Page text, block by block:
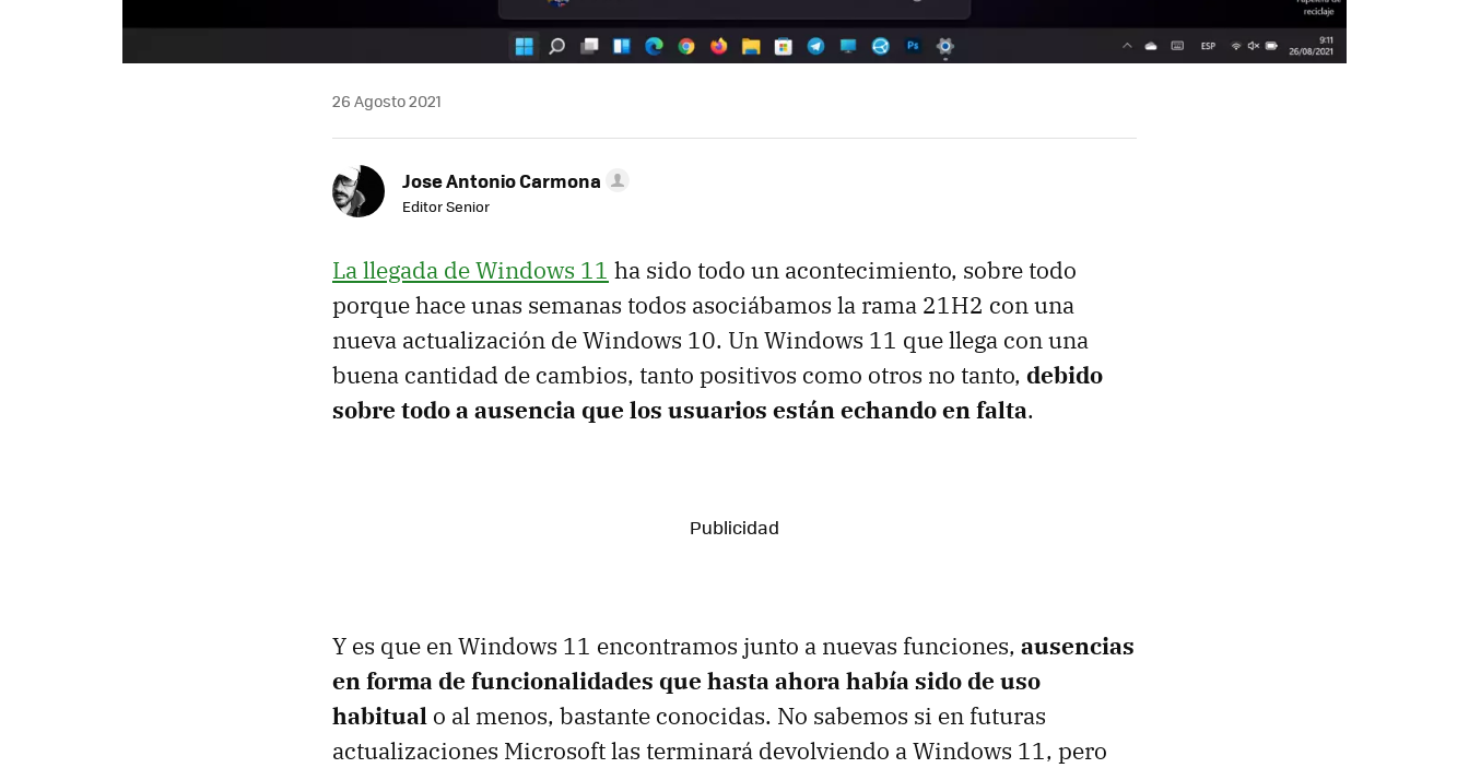
26 Agosto 2021
Jose Antonio Carmona
Editor Senior
La llegada de Windows 11 ha sido todo un acontecimiento, sobre todo
porque hace unas semanas todos asociábamos la rama 21H2 con una
nueva actualización de Windows 10. Un Windows 11 que llega con una
buena cantidad de cambios, tanto positivos como otros no tanto, debido
sobre todo a ausencia que los usuarios están echando en falta.
Y es que en Windows 11 encontramos junto a nuevas funciones, ausencias
en forma de funcionalidades que hasta ahora había sido de uso
habitual o al menos, bastante conocidas. No sabemos si en futuras
actualizaciones Microsoft las terminará devolviendo a Windows 11, pero